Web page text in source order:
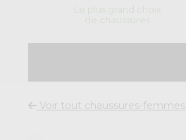
Le plus grand choix
de chaussures
Voir tout chaussures-femmes